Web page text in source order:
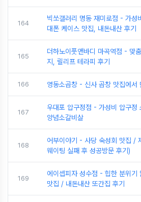
164
빅쏘갤러리 명동 재미로점 - 가성
대폰 케이스 맛집, 내돈내산 후기
165
더하노이풋앤바디 마곡역점 - 맞
지, 릴리프 테라피 후기
166 영동소곱창 - 신사 곱창 맛집에서
167
우대포 압구정점 - 가성비 압구정
양념소갈비살
168
어부이야기 - 사당 숙성회 맛집 /
웨이팅 실패 후 성공방문 후기)
169
에이셉피자 성수점 - 힙한 분위기
맛집 / 내돈내산 또간집 후기